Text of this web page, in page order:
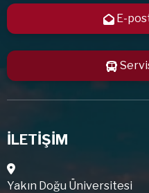
E-
İLETİŞİM
Yakın Doğu Üniversitesi